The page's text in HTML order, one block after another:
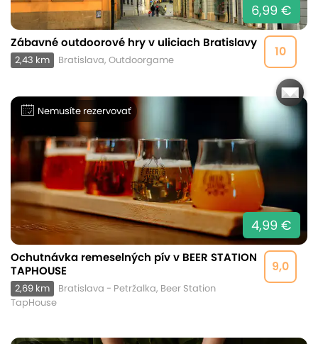
6,99 €
10
Zábavné outdoorové hry v uliciach Bratislavy
2,43 km Bratislava, Outdoorgame
Nemusíte rezervovať
4,99 €
9,0
Ochutnávka remeselných pív v BEER STATION
TAPHOUSE
2,69 km
Bratislava - Petržalka, Beer Station
TapHouse